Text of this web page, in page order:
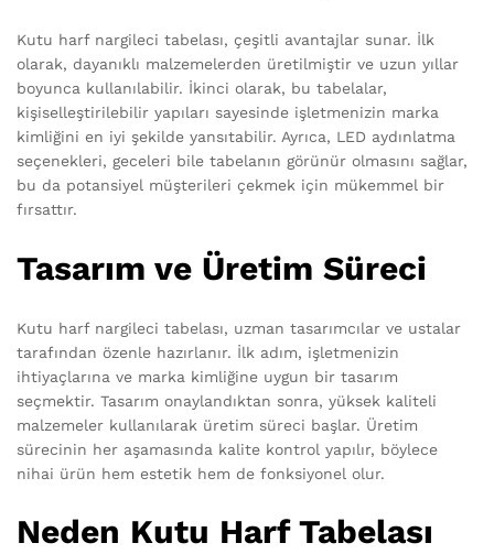
Kutu harf nargileci tabelası, çeşitli avantajlar sunar. İlk
olarak, dayanıklı malzemelerden üretilmiştir ve uzun yıllar
boyunca kullanılabilir. İkinci olarak, bu tabelalar,
kişiselleştirilebilir yapıları sayesinde işletmenizin marka
kimliğini en iyi şekilde yansıtabilir. Ayrıca, LED aydınlatma
seçenekleri, geceleri bile tabelanın görünür olmasını sağlar,
bu da potansiyel müşterileri çekmek için mükemmel bir
fırsattır.
Tasarım ve Üretim Süreci
Kutu harf nargileci tabelası, uzman tasarımcılar ve ustalar
tarafından özenle hazırlanır. İlk adım, işletmenizin
ihtiyaçlarına ve marka kimliğine uygun bir tasarım
seçmektir. Tasarım onaylandıktan sonra, yüksek kaliteli
malzemeler kullanılarak üretim süreci başlar. Üretim
sürecinin her aşamasında kalite kontrol yapılır, böylece
nihai ürün hem estetik hem de fonksiyonel olur.
Neden Kutu Harf Tabelası